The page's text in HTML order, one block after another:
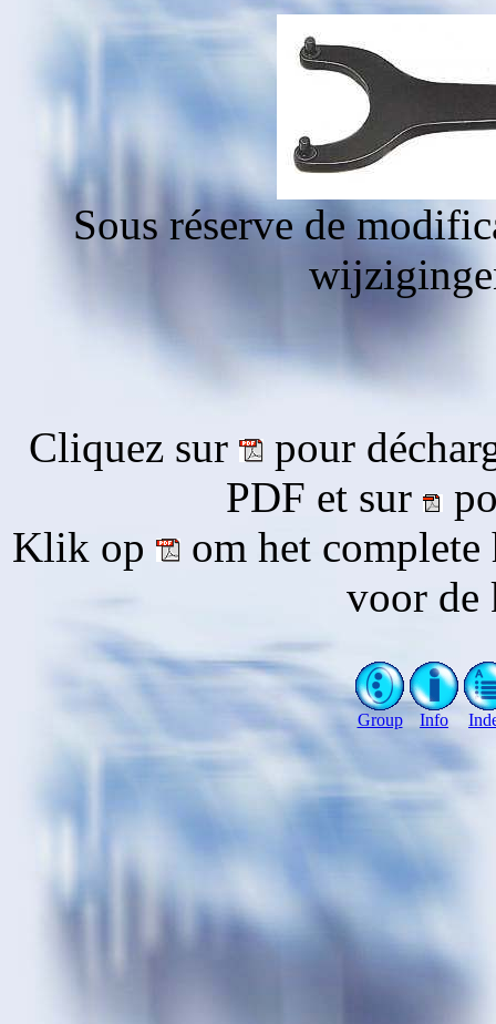
Sous réserve de
Cliquez sur
pour
PDF et sur
Klik op
om het
voor de
Group Info